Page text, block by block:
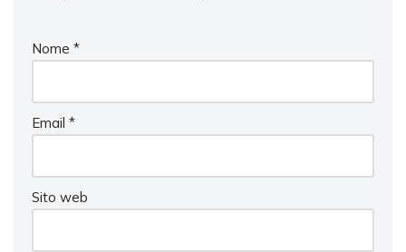
Nome *
Email *
Sito web